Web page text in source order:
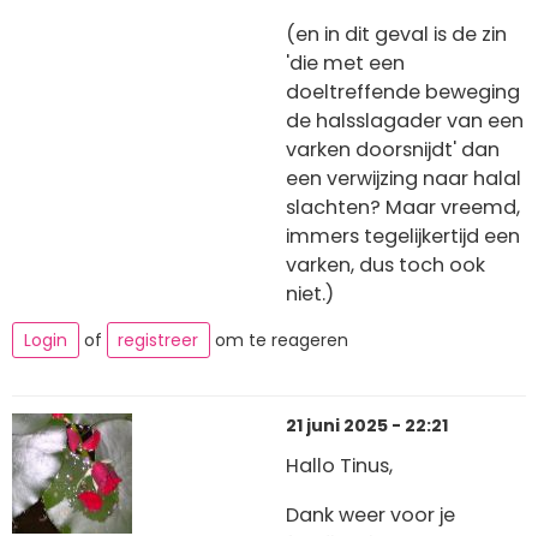
(en in dit geval is de zin
'die met een
doeltreffende beweging
de halsslagader van een
varken doorsnijdt' dan
een verwijzing naar halal
slachten? Maar vreemd,
immers tegelijkertijd een
varken, dus toch ook
niet.)
Login of registreer om te reageren
21 juni 2025 - 22:21
Hallo Tinus,
Dank weer voor je